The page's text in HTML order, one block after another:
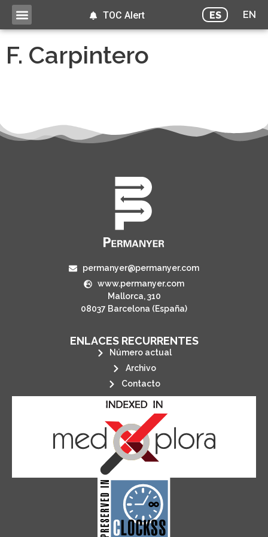
ES EN
TOC Alert
F. Carpintero
permanyer@permanyer.com
www.permanyer.com
Mallorca, 310
08037 Barcelona (España)
ENLACES RECURRENTES
Número actual
Archivo
Contacto
CLOCKSS is a dak archive that
ensures the long-term survival
of web-based scholary
publications, governed by and for
its stakeholders.